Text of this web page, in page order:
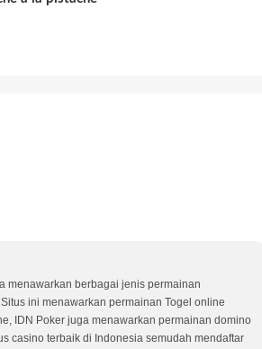
menawarkan berbagai jenis permainan
ini menawarkan permainan Togel online
IDN Poker juga menawarkan permainan domino
casino terbaik di Indonesia semudah mendaftar